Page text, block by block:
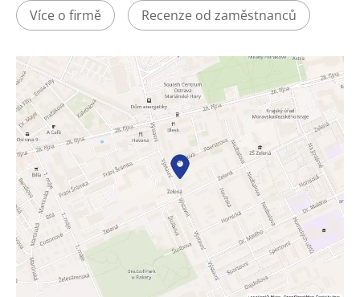
Více o firmě Recenze od zaměstnanců